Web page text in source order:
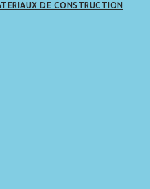
DE CONSTRUCTION